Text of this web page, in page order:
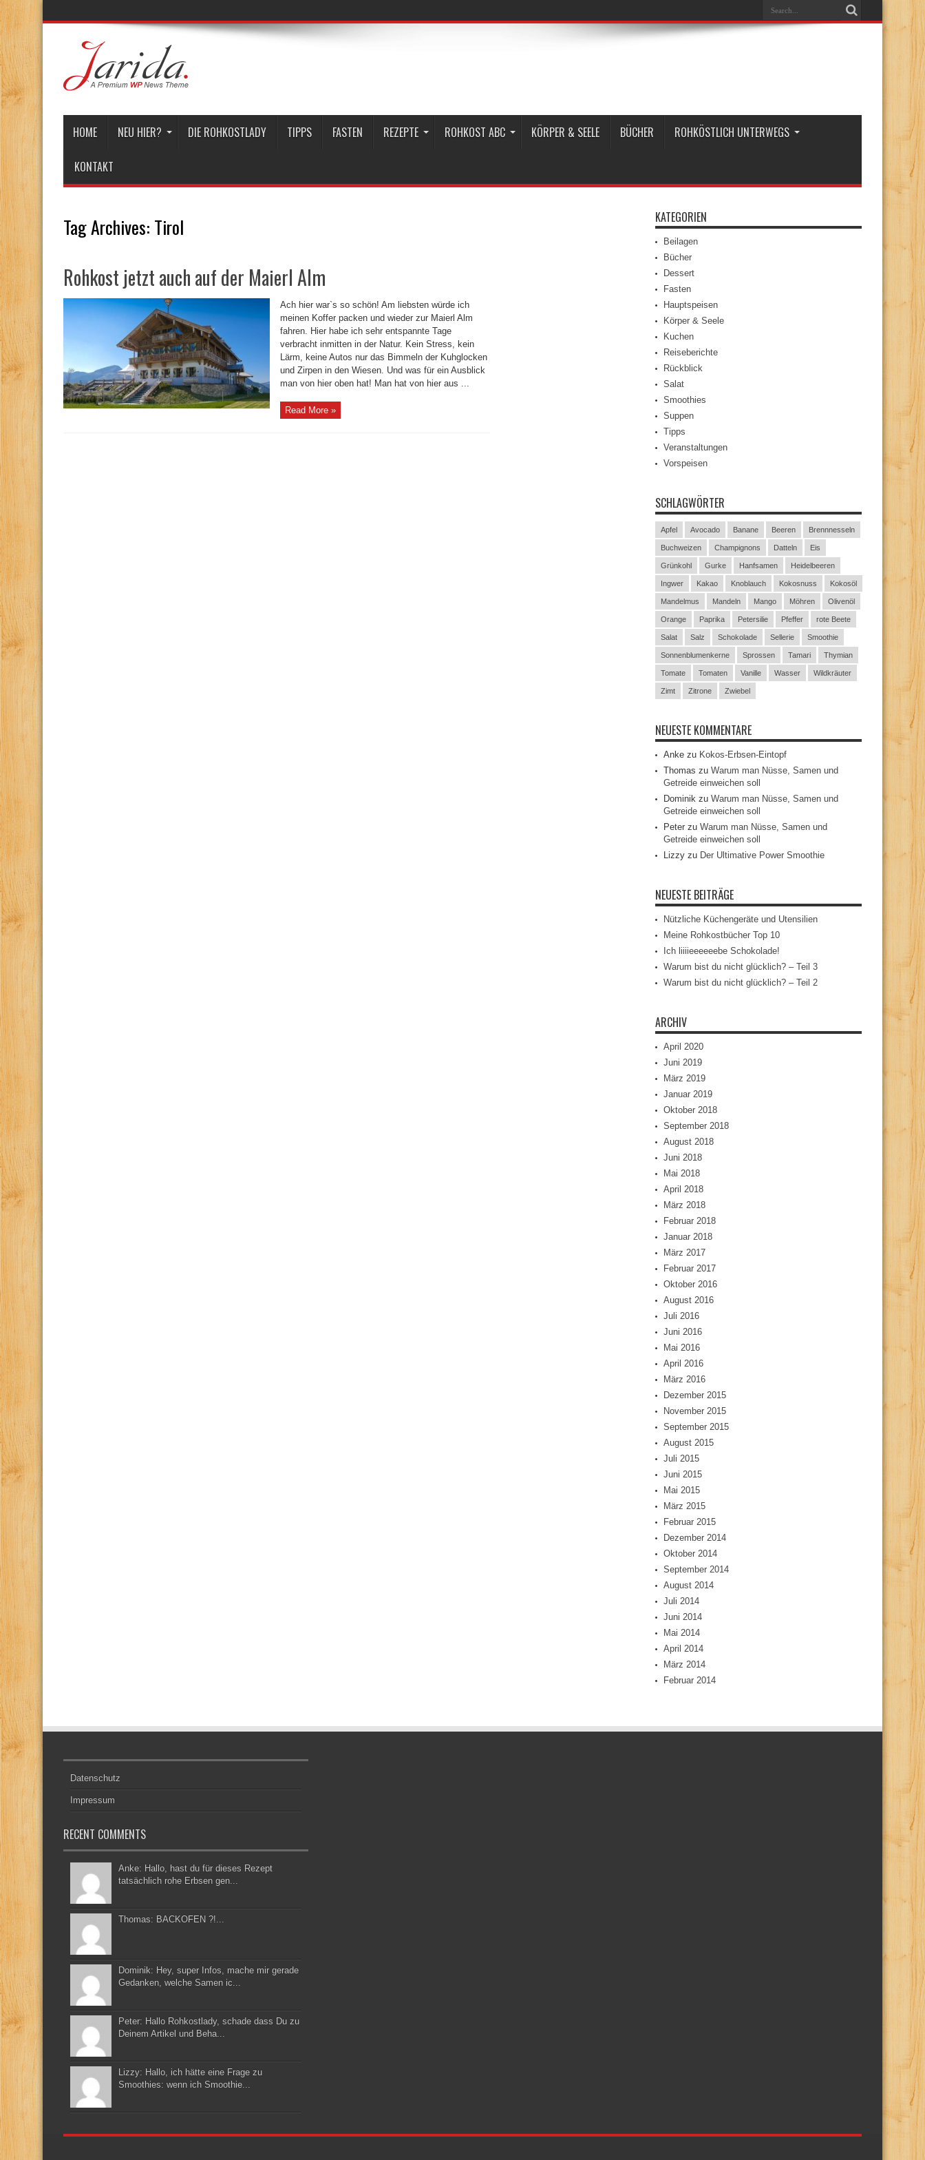
HOME NEU HIER? DIE ROHKOSTLADY TIPPS FASTEN REZEPTE ROHKOST ABC KÖRPER & SEELE BÜCHER ROHKÖSTLICH UNTERWEGS
KONTAKT
Tag Archives: Tirol
Rohkost jetzt auch auf der Maierl Alm
Ach hier war`s so schön! Am liebsten würde ich
meinen Koffer packen und wieder zur Maierl Alm
fahren. Hier habe ich sehr entspannte Tage
verbracht inmitten in der Natur. Kein Stress, kein
Lärm, keine Autos nur das Bimmeln der Kuhglocken
und Zirpen in den Wiesen. Und was für ein Ausblick
man von hier oben hat! Man hat von hier aus ...
Read More »
KATEGORIEN
Beilagen
Bücher
Dessert
Fasten
Hauptspeisen
Körper & Seele
Kuchen
Reiseberichte
Rückblick
Salat
Smoothies
Suppen
Tipps
Veranstaltungen
Vorspeisen
SCHLAGWÖRTER
Apfel Avocado Banane Beeren Brennnesseln
Buchweizen Champignons Datteln Eis
Grünkohl Gurke Hanfsamen Heidelbeeren
Ingwer Kakao Knoblauch Kokosnuss Kokosöl
Mandelmus Mandeln Mango Möhren Olivenöl
Orange Paprika Petersilie Pfeffer rote Beete
Salat Salz Schokolade Sellerie Smoothie
Sonnenblumenkerne Sprossen Tamari Thymian
Tomate Tomaten Vanille Wasser Wildkräuter
Zimt Zitrone Zwiebel
NEUESTE KOMMENTARE
Anke zu Kokos-Erbsen-Eintopf
Thomas zu Warum man Nüsse, Samen und
Getreide einweichen soll
Dominik zu Warum man Nüsse, Samen und
Getreide einweichen soll
Peter zu Warum man Nüsse, Samen und
Getreide einweichen soll
Lizzy zu Der Ultimative Power Smoothie
NEUESTE BEITRÄGE
Nützliche Küchengeräte und Utensilien
Meine Rohkostbücher Top 10
Ich liiiieeeeeebe Schokolade!
Warum bist du nicht glücklich? – Teil 3
Warum bist du nicht glücklich? – Teil 2
ARCHIV
April 2020
Juni 2019
März 2019
Januar 2019
Oktober 2018
September 2018
August 2018
Juni 2018
Mai 2018
April 2018
März 2018
Februar 2018
Januar 2018
März 2017
Februar 2017
Oktober 2016
August 2016
Juli 2016
Juni 2016
Mai 2016
April 2016
März 2016
Dezember 2015
November 2015
September 2015
August 2015
Juli 2015
Juni 2015
Mai 2015
März 2015
Februar 2015
Dezember 2014
Oktober 2014
September 2014
August 2014
Juli 2014
Juni 2014
Mai 2014
April 2014
März 2014
Februar 2014
Datenschutz
Impressum
RECENT COMMENTS
Anke: Hallo, hast du für dieses Rezept
tatsächlich rohe Erbsen gen...
Thomas: BACKOFEN ?!...
Dominik: Hey, super Infos, mache mir gerade
Gedanken, welche Samen ic...
Peter: Hallo Rohkostlady, schade dass Du zu
Deinem Artikel und Beha...
Lizzy: Hallo, ich hätte eine Frage zu
Smoothies: wenn ich Smoothie...